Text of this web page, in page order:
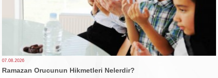
07.08.2026
Ramazan Orucunun Hikmetleri Nelerdir?